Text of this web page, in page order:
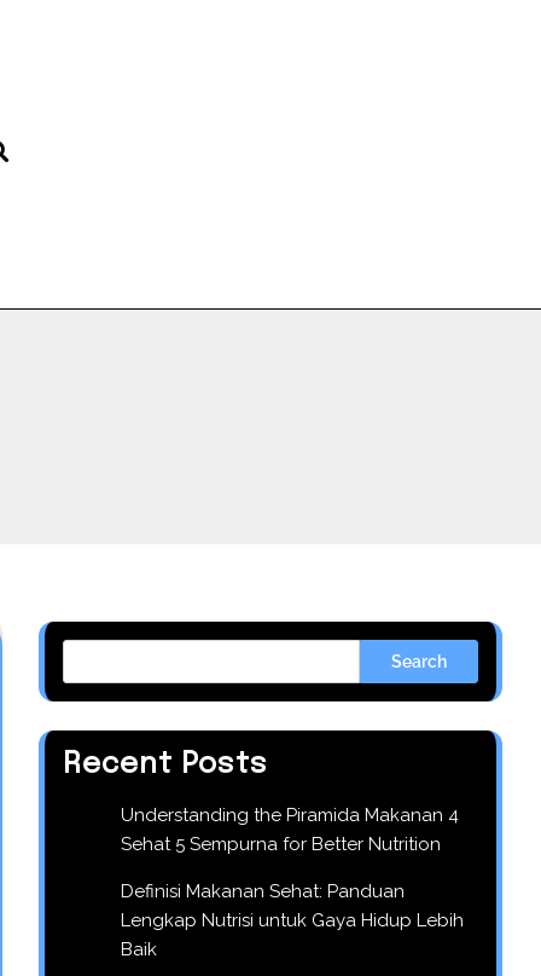
Search
Recent Posts
Understanding the Piramida Makanan 4
Sehat 5 Sempurna for Better Nutrition
Definisi Makanan Sehat: Panduan
Lengkap Nutrisi untuk Gaya Hidup Lebih
Baik